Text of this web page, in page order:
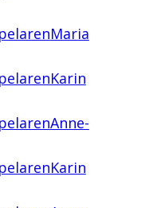
Maria
Karin
Anne-
Karin